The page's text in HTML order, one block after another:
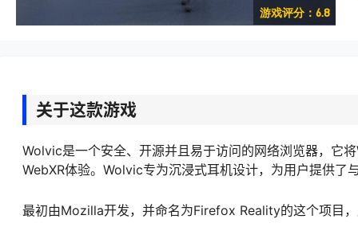
游戏评分：6.8
关于这款游戏
Wolvic是一个安全、开源并且易于访问的网络浏览器，它
WebXR体验。Wolvic专为沉浸式耳机设计，为用户提供了
最初由Mozilla开发，并命名为Firefox Reality的这个项目